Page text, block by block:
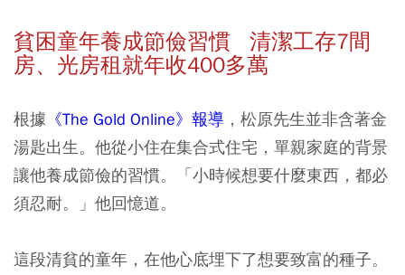
貧困童年養成節儉習慣 清潔工存7間
房、光房租就年收400多萬
根據 《The Gold Online》報導 ，松原先生並非含著金
湯匙出生。他從小住在集合式住宅，單親家庭的背景
讓他養成節儉的習慣。「小時候想要什麼東西，都必
須忍耐。」他回憶道。
這段清貧的童年，在他心底埋下了想要致富的種子。